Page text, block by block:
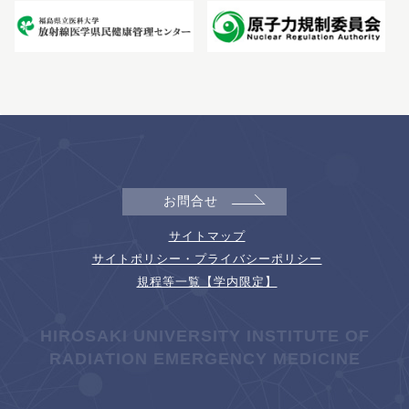
お問合せ
サイトマップ
サイトポリシー・プライバシーポリシー
規程等一覧【学内限定】
HIROSAKI UNIVERSITY INSTITUTE OF
RADIATION EMERGENCY MEDICINE